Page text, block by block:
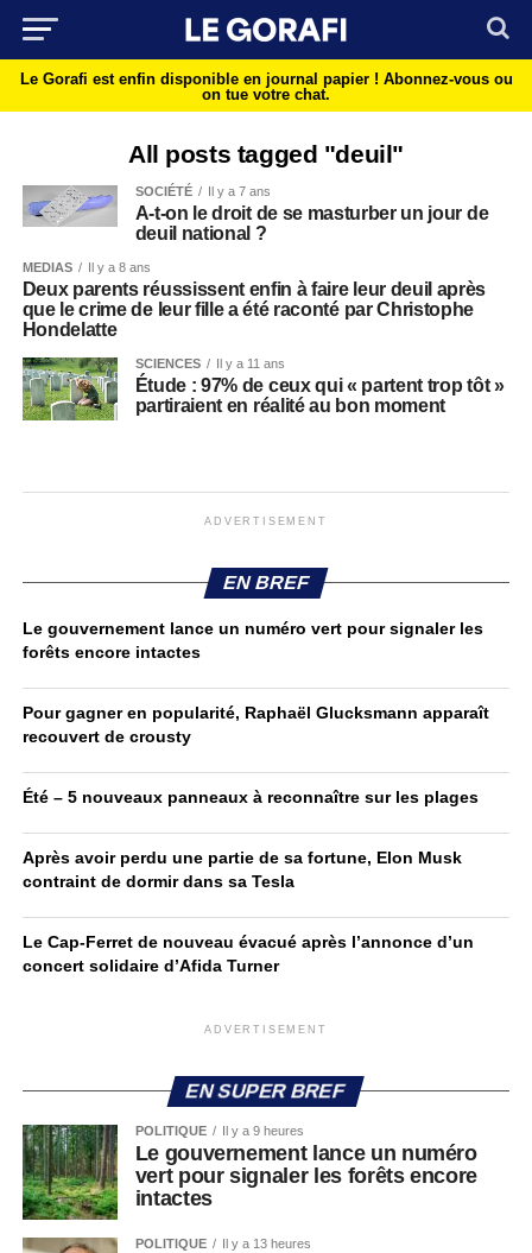
Le Gorafi est enfin disponible en journal papier ! Abonnez-vous ou
on tue votre chat.
All posts tagged "deuil"
SOCIÉTÉ Il y a 7 ans
A-t-on le droit de se masturber un jour de
deuil national ?
MEDIAS Il y a 8 ans
Deux parents réussissent enfin à faire leur deuil après
que le crime de leur fille a été raconté par Christophe
Hondelatte
SCIENCES Il y a 11 ans
Étude : 97% de ceux qui « partent trop tôt »
partiraient en réalité au bon moment
ADVERTISEMENT
EN BREF
Le gouvernement lance un numéro vert pour signaler les
forêts encore intactes
Pour gagner en popularité, Raphaël Glucksmann apparaît
recouvert de crousty
Été – 5 nouveaux panneaux à reconnaître sur les plages
Après avoir perdu une partie de sa fortune, Elon Musk
contraint de dormir dans sa Tesla
Le Cap-Ferret de nouveau évacué après l’annonce d’un
concert solidaire d’Afida Turner
ADVERTISEMENT
EN SUPER BREF
POLITIQUE Il y a 9 heures
Le gouvernement lance un numéro
vert pour signaler les forêts encore
intactes
POLITIQUE Il y a 13 heures